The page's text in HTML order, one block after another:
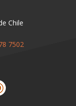
Chile
7502